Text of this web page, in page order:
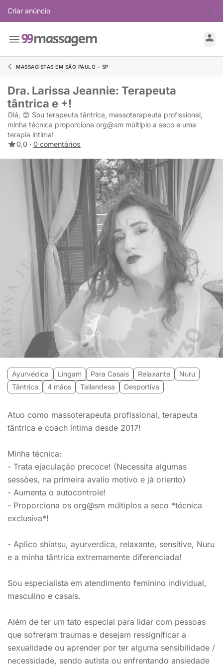
Criar anúncio
MASSAGISTAS EM SÃO PAULO - SP
Dra. Larissa Jeannie: Terapeuta
tântrica e +!
Olá, 😍 Sou terapeuta tântrica, massoterapeuta profissional,
minha técnica proporciona org@sm múltiplo a seco e uma
terapia íntima!
0,0 · 0 comentários
Ayurvédica Lingam Para Casais Relaxante
Nuru
Tântrica
4 mãos Tailandesa Desportiva
Atuo como massoterapeuta profissional, terapeuta
tântrica e coach íntima desde 2017!
Minha técnica:
- Trata ejaculação precoce! (Necessita algumas
sessões, na primeira avalio motivo e já oriento)
- Aumenta o autocontrole!
- Proporciona os org@sm múltiplos a seco *técnica
exclusiva*!
- Aplico shiatsu, ayurverdica, relaxante, sensitive, Nuru
e a minha tântrica extremamente diferenciada!
Sou especialista em atendimento feminino individual,
masculino e casais.
Além de ter um tato especial para lidar com pessoas
que sofreram traumas e desejam ressignificar a
sexualidade ou aprender por ter alguma sensibilidade /
necessidade, sendo autista ou enfrentando ansiedade